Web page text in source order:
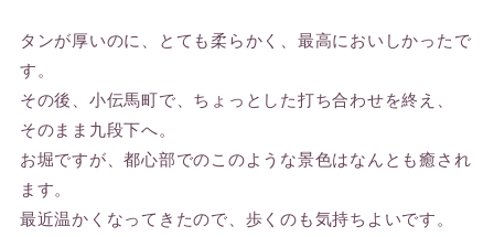
タンが厚いのに、とても柔らかく、最高においしかったで
す。
その後、小伝馬町で、ちょっとした打ち合わせを終え、
そのまま九段下へ。
お堀ですが、都心部でのこのような景色はなんとも癒され
ます。
最近温かくなってきたので、歩くのも気持ちよいです。